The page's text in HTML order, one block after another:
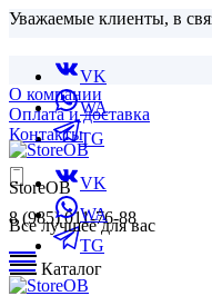
Уважаемые клиенты, в
VK
WA
TG
8 (985) 011-76-88
О компании
Оплата и доставка
Контакты
VK
WA
TG
StoreOB
Все лучшее для вас
Каталог